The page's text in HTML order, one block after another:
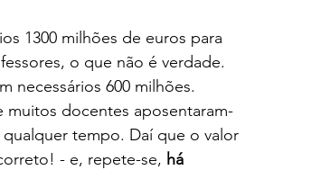
1300 milhões de euros para
o que não é verdade.
necessários 600 milhões.
muitos docentes aposentaram-
tempo. Daí que o valor
- e, repete-se, há